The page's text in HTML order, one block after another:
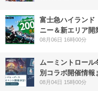
富士急ハイランド
ニー＆新エリア開
08月06日 16時00分
ムーミントロール
別コラボ開催情報
08月04日 15時00分